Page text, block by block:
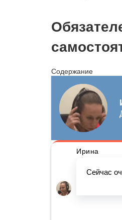
Содержание